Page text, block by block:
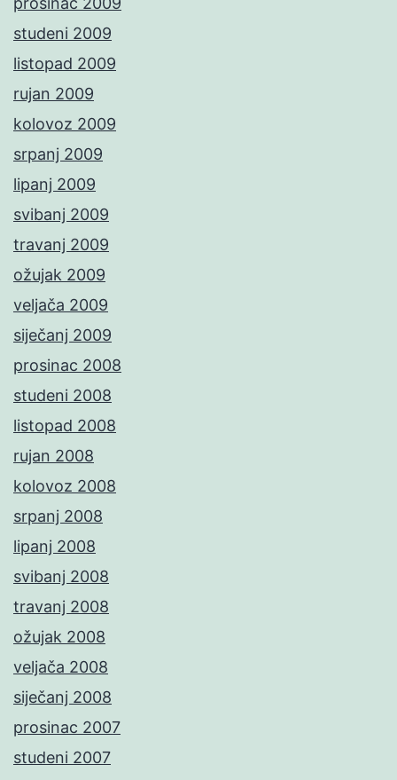
studeni 2009
listopad 2009
rujan 2009
kolovoz 2009
srpanj 2009
lipanj 2009
svibanj 2009
travanj 2009
ožujak 2009
veljača 2009
siječanj 2009
prosinac 2008
studeni 2008
listopad 2008
rujan 2008
kolovoz 2008
srpanj 2008
lipanj 2008
svibanj 2008
travanj 2008
ožujak 2008
veljača 2008
siječanj 2008
prosinac 2007
studeni 2007